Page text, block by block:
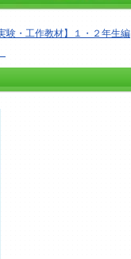
験・工作教材】１・２年生編